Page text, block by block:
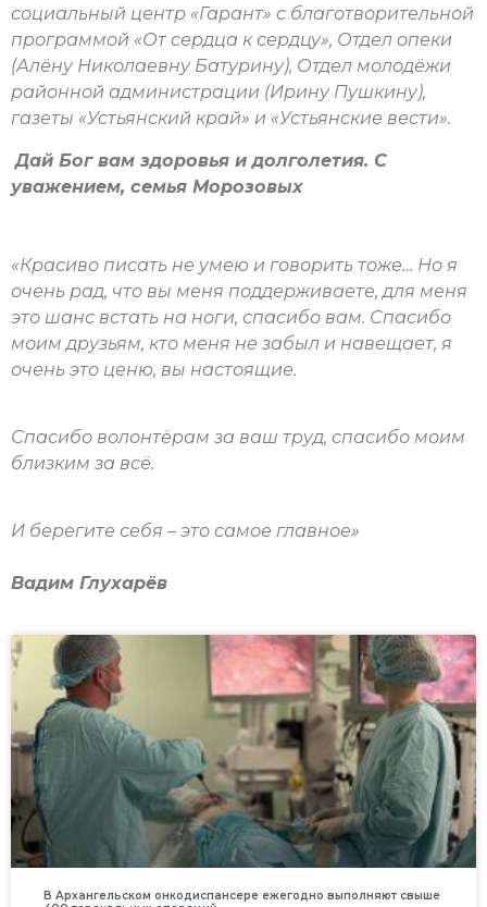
социальный центр «Гарант» с благотворительной
программой «От сердца к сердцу», Отдел опеки
(Алёну Николаевну Батурину), Отдел молодёжи
районной администрации (Ирину Пушкину),
газеты «Устьянский край» и «Устьянские вести».
Дай Бог вам здоровья и долголетия. С
уважением, семья Морозовых
«Красиво писать не умею и говорить тоже… Но я
очень рад, что вы меня поддерживаете, для меня
это шанс встать на ноги, спасибо вам. Спасибо
моим друзьям, кто меня не забыл и навещает, я
очень это ценю, вы настоящие.
Спасибо волонтёрам за ваш труд, спасибо моим
близким за всё.
И берегите себя – это самое главное»
Вадим Глухарёв
В Архангельском онкодиспансере ежегодно выполняют свыше